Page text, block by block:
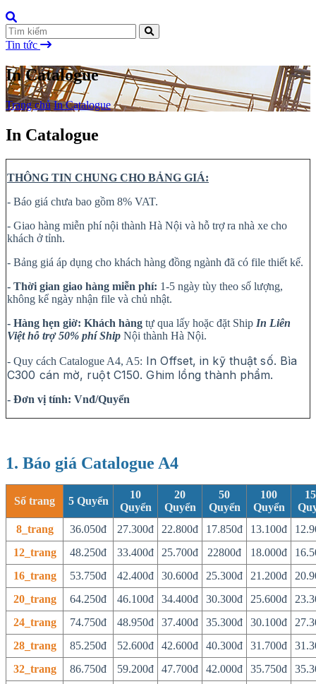
Tin tức
In Catalogue
Trang chủ In Catalogue
In Catalogue
THÔNG TIN CHUNG CHO BẢNG GIÁ:
- Báo giá chưa bao gồm 8% VAT.
- Giao hàng miễn phí nội thành Hà Nội và hỗ trợ ra nhà xe cho
khách ở tỉnh.
- Bảng giá áp dụng cho khách hàng đồng ngành đã có file thiết kế.
- Thời gian giao hàng miễn phí: 1-5 ngày tùy theo số lượng,
không kể ngày nhận file và chủ nhật.
- Hàng hẹn giờ: Khách hàng tự qua lấy hoặc đặt Ship In Liên
Việt hỗ trợ 50% phí Ship Nội thành Hà Nội.
- Quy cách Catalogue A4, A5: In Offset, in kỹ thuật số. Bìa
C300 cán mờ, ruột C150. Ghim lồng thành phẩm.
- Đơn vị tính: Vnđ/Quyển
1. Báo giá Catalogue A4
Số trang 5 Quyển
10
Quyển
20
Quyển
50
Quyển
100
Quyển
8_trang
36.050đ 27.300đ 22.800đ 17.850đ 13.100đ
12_trang
48.250đ 33.400đ 25.700đ 22800đ 18.000đ
16_trang
53.750đ 42.400đ 30.600đ 25.300đ 21.200đ
20_trang
64.250đ 46.100đ 34.400đ 30.300đ 25.600đ
24_trang
74.750đ 48.950đ 37.400đ 35.300đ 30.100đ
28_trang
85.250đ 52.600đ 42.600đ 40.300đ 31.700đ
32_trang
86.750đ 59.200đ 47.700đ 42.000đ 35.750đ